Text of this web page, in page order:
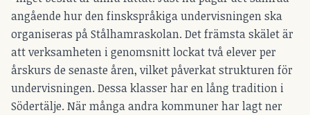
angående hur den finskspråkiga undervisningen ska
organiseras på Stålhamraskolan. Det främsta skälet är
att verksamheten i genomsnitt lockat två elever per
årskurs de senaste åren, vilket påverkat strukturen för
undervisningen. Dessa klasser har en lång tradition i
Södertälje. När många andra kommuner har lagt ner